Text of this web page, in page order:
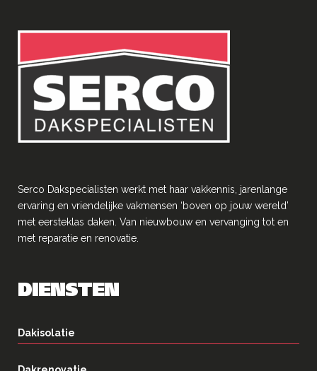
Serco Dakspecialisten werkt met haar vakkennis, jarenlange
ervaring en vriendelĳke vakmensen ‘boven op jouw wereld’
met eersteklas daken. Van nieuwbouw en vervanging tot en
met reparatie en renovatie.
DIENSTEN
Dakisolatie